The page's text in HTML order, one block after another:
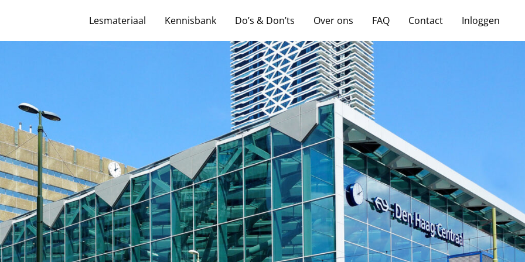
Lesmateriaal Kennisbank Do’s & Don’ts Over ons FAQ Contact Inloggen